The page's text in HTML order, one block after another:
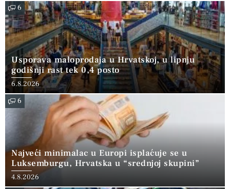
6
Usporava maloprodaja u Hrvatskoj, u lipnju
godišnji rast tek 0,4 posto
6.8.2026
6
Najveći minimalac u Europi isplaćuje se u
Luksemburgu, Hrvatska u “srednjoj skupini”
4.8.2026